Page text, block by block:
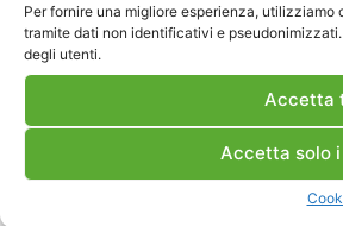
Per fornire una migliore esperienza,
tramite dati non identificativi e
degli utenti.
Accetta
Accetta solo
Certificazioni
Privacy